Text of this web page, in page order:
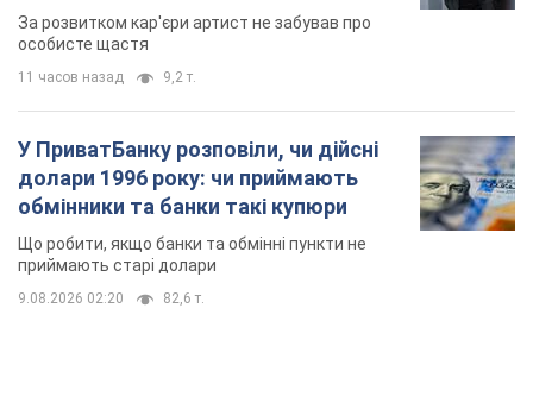
мають
За розвитком кар'єри артист не забував про
особисте щастя
11 часов назад 9,2 т.
У ПриватБанку розповіли, чи дійсні
долари 1996 року: чи приймають
обмінники та банки такі купюри
Що робити, якщо банки та обмінні пункти не
приймають старі долари
9.08.2026 02:20 82,6 т.